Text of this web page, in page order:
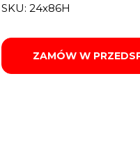
SKU: 24х86Н
ZAMÓW W